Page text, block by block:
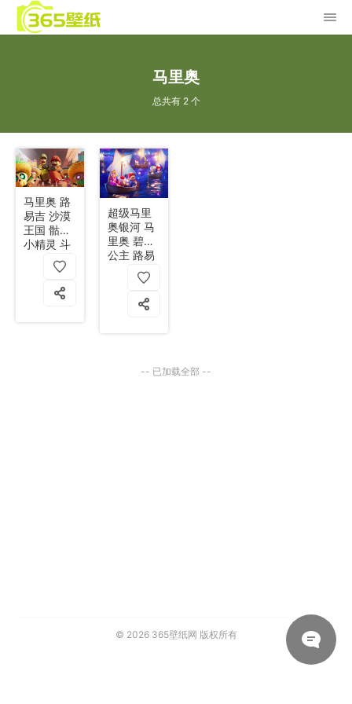
马里奥
总共有 2 个
马里奥 路
易吉 沙漠
王国 骷髅
小精灵 斗
超级马里
奥银河 马
里奥 碧奇
公主 路易
吉 星光 5k
-- 已加载全部 --
© 2026 365壁纸网 版权所有